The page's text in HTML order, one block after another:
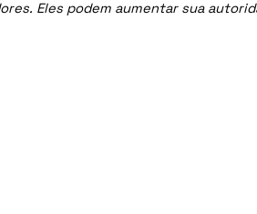
Eles podem aumentar sua